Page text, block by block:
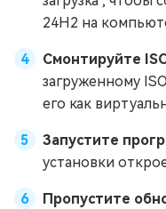
24H2 на
Смонтируйте
загруженному
его как
Запустите
установки
Пропустите